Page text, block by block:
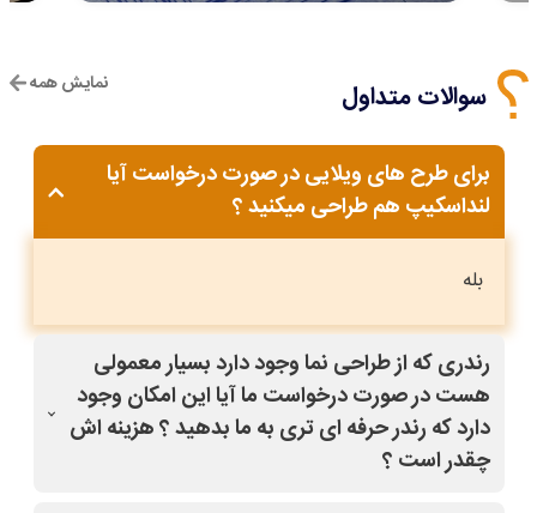
سوالات متداول نمایش همه
برای طرح های ویلایی در صورت درخواست آیا
لنداسکیپ هم طراحی میکنید ؟
بله
رندری که از طراحی نما وجود دارد بسیار معمولی
هست در صورت درخواست ما آیا این امکان وجود
دارد که رندر حرفه ای تری به ما بدهید ؟ هزینه اش
چقدر است ؟